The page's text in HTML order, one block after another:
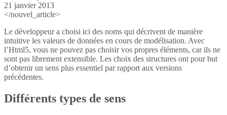
21 janvier 2013
</nouvel_article>
Le développeur a choisi ici des noms qui décrivent de manière
intuitive les valeurs de données en cours de modélisation. Avec
l’Html5, vous ne pouvez pas choisir vos propres éléments, car ils ne
sont pas librement extensible. Les choix des structures ont pour but
d’obtenir un sens plus essentiel par rapport aux versions
précédentes.
Différents types de sens